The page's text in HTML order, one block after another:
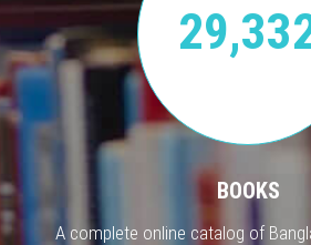
BOOKS
A complete online catalog of